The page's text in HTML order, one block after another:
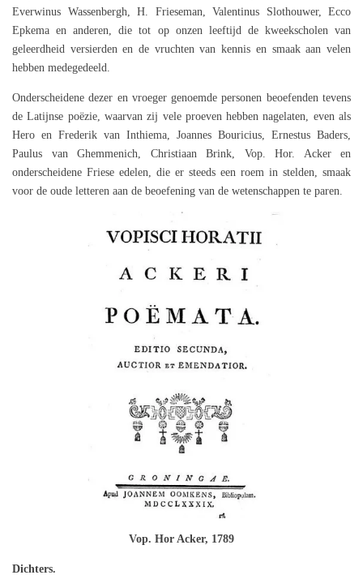
Everwinus Wassenbergh, H. Frieseman, Valentinus Slothouwer, Ecco
Epkema en anderen, die tot op onzen leeftijd de kweekscholen van
geleerdheid versierden en de vruchten van kennis en smaak aan velen
hebben medegedeeld.
Onderscheidene dezer en vroeger genoemde personen beoefenden tevens
de Latijnse poëzie, waarvan zij vele proeven hebben nagelaten, even als
Hero en Frederik van Inthiema, Joannes Bouricius, Ernestus Baders,
Paulus van Ghemmenich, Christiaan Brink, Vop. Hor. Acker en
onderscheidene Friese edelen, die er steeds een roem in stelden, smaak
voor de oude letteren aan de beoefening van de wetenschappen te paren.
Vop. Hor Acker, 1789
Dichters.